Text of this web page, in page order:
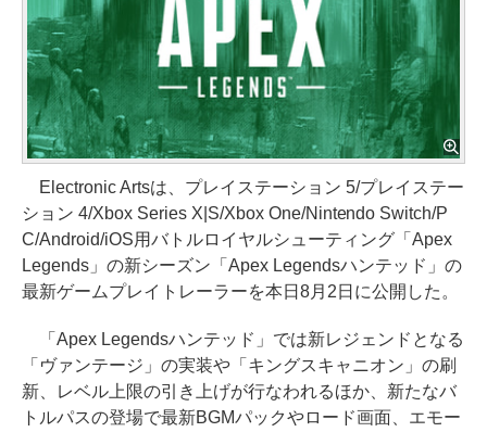
Electronic Artsは、プレイステーション 5/プレイステー
ション 4/Xbox Series X|S/Xbox One/Nintendo Switch/P
C/Android/iOS用バトルロイヤルシューティング「Apex
Legends」の新シーズン「Apex Legendsハンテッド」の
最新ゲームプレイトレーラーを本日8月2日に公開した。
「Apex Legendsハンテッド」では新レジェンドとなる
「ヴァンテージ」の実装や「キングスキャニオン」の刷
新、レベル上限の引き上げが行なわれるほか、新たなバ
トルパスの登場で最新BGMパックやロード画面、エモー